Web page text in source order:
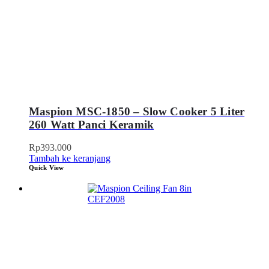
Maspion MSC-1850 – Slow Cooker 5 Liter
260 Watt Panci Keramik
Rp393.000
Tambah ke keranjang
Quick View